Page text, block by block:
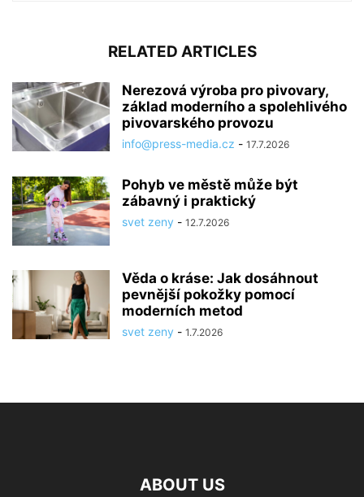
RELATED ARTICLES
Nerezová výroba pro pivovary,
základ moderního a spolehlivého
pivovarského provozu
info@press-media.cz - 17.7.2026
Pohyb ve městě může být
zábavný i praktický
svet zeny - 12.7.2026
Věda o kráse: Jak dosáhnout
pevnější pokožky pomocí
moderních metod
svet zeny - 1.7.2026
ABOUT US